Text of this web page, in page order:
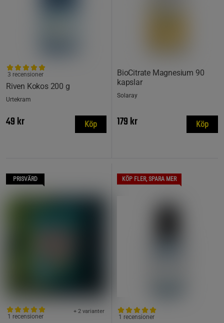
Riven Kokos 200 g
3 recensioner
Urtekram
49 kr Köp
BioCitrate Magnesium 90
kapslar
Solaray
179 kr Köp
PRISVÄRD
+ 2 varianter
1 recensioner
KÖP FLER, SPARA MER
1 recensioner